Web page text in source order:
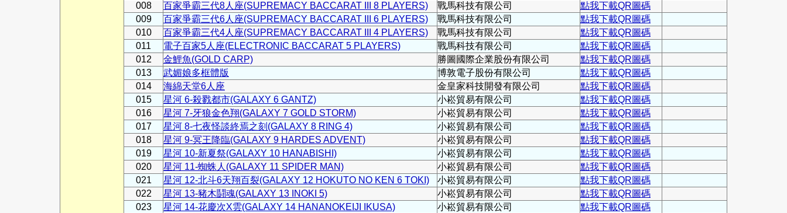
008
百家爭霸三代8人座(SUPREMACY BACCARAT III 8 PLAYERS) 戰馬科技有限公司
點我下載QR圖碼
009
百家爭霸三代6人座(SUPREMACY BACCARAT III 6 PLAYERS) 戰馬科技有限公司
點我下載QR圖碼
010
百家爭霸三代4人座(SUPREMACY BACCARAT III 4 PLAYERS) 戰馬科技有限公司
點我下載QR圖碼
011
電子百家5人座(ELECTRONIC BACCARAT 5 PLAYERS) 戰馬科技有限公司
點我下載QR圖碼
012
金鯉魚(GOLD CARP) 勝圖國際企業股份有限公司
點我下載QR圖碼
013
武媚娘多框體版 博敦電子股份有限公司
點我下載QR圖碼
014
海綿天堂6人座 金皇家科技開發有限公司
點我下載QR圖碼
015
星河 6-殺戮都市(GALAXY 6 GANTZ) 小崧貿易有限公司
點我下載QR圖碼
016
星河 7-牙狼金色翔(GALAXY 7 GOLD STORM) 小崧貿易有限公司
點我下載QR圖碼
017
星河 8-七夜怪談終焉之刻(GALAXY 8 RING 4) 小崧貿易有限公司
點我下載QR圖碼
018
星河 9-冥王降臨(GALAXY 9 HARDES ADVENT) 小崧貿易有限公司
點我下載QR圖碼
019
星河 10-新夏祭(GALAXY 10 HANABISHI) 小崧貿易有限公司
點我下載QR圖碼
020
星河 11-蜘蛛人(GALAXY 11 SPIDER MAN) 小崧貿易有限公司
點我下載QR圖碼
021
星河 12-北斗6天翔百裂(GALAXY 12 HOKUTO NO KEN 6 TOKI) 小崧貿易有限公司
點我下載QR圖碼
022
星河 13-豬木鬪魂(GALAXY 13 INOKI 5) 小崧貿易有限公司
點我下載QR圖碼
023
星河 14-花慶次X雲(GALAXY 14 HANANOKEIJI IKUSA) 小崧貿易有限公司
點我下載QR圖碼